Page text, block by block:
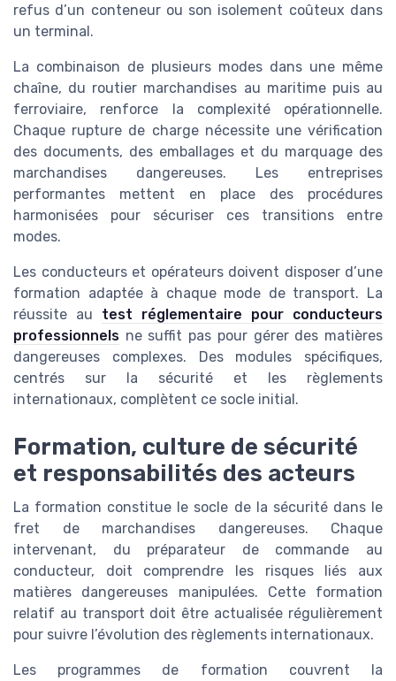
refus d’un conteneur ou son isolement coûteux dans
un terminal.
La combinaison de plusieurs modes dans une même
chaîne, du routier marchandises au maritime puis au
ferroviaire, renforce la complexité opérationnelle.
Chaque rupture de charge nécessite une vérification
des documents, des emballages et du marquage des
marchandises dangereuses. Les entreprises
performantes mettent en place des procédures
harmonisées pour sécuriser ces transitions entre
modes.
Les conducteurs et opérateurs doivent disposer d’une
formation adaptée à chaque mode de transport. La
réussite au test réglementaire pour conducteurs
professionnels ne suffit pas pour gérer des matières
dangereuses complexes. Des modules spécifiques,
centrés sur la sécurité et les règlements
internationaux, complètent ce socle initial.
Formation, culture de sécurité
et responsabilités des acteurs
La formation constitue le socle de la sécurité dans le
fret de marchandises dangereuses. Chaque
intervenant, du préparateur de commande au
conducteur, doit comprendre les risques liés aux
matières dangereuses manipulées. Cette formation
relatif au transport doit être actualisée régulièrement
pour suivre l’évolution des règlements internationaux.
Les programmes de formation couvrent la